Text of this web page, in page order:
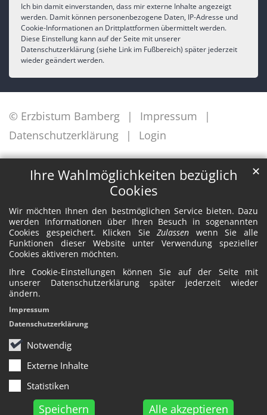
Ihre Wahlmöglichkeiten bezüglich
Cookies
Wir möchten Ihnen den bestmöglichen Service bieten. Dazu
werden Informationen über Ihren Besuch in sogenannten
Cookies gespeichert. Klicken SieZulassen wenn Sie alle
Funktionen dieser Website unter Verwendung spezieller
Cookies aktiveren möchten.
Ihre Cookie-Einstellungen können Sie auf der Seite mit
unserer Datenschutzerklärung später jederzeit wieder
ändern.
Notwendig
Externe Inhalte
Statistiken
Speichern Alle akzeptieren
✕
Impressum
Datenschutzerklärung
Ich bin damit einverstanden, dass mir externe Inhalte angezeigt
werden. Damit können personenbezogene Daten, IP-Adresse und
Cookie-Informationen an Drittplattformen übermittelt werden.
Diese Einstellung kann auf der Seite mit unserer
Datenschutzerklärung (siehe Link im Fußbereich) später jederzeit
wieder geändert werden.
© Erzbistum Bamberg
Impressum
Datenschutzerklärung
Login